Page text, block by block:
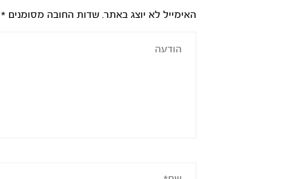
האימייל לא יוצג באתר. שדות החובה מסומנים*